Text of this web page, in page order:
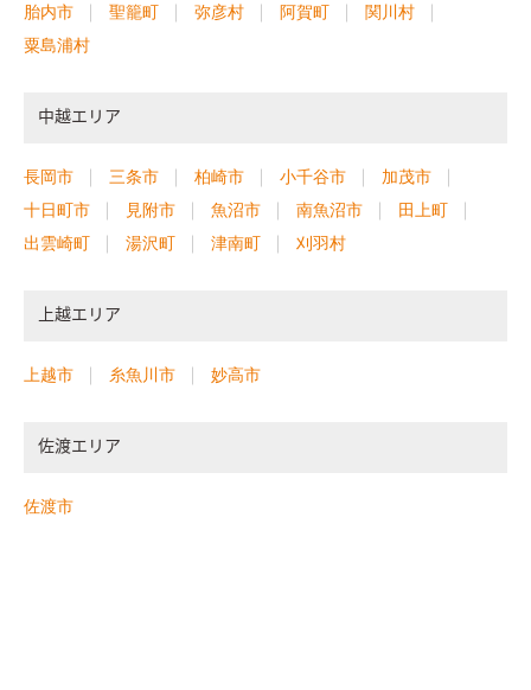
胎内市
聖籠町 弥彦村 阿賀町
関川村
粟島浦村
中越エリア
長岡市 三条市 柏崎市 小千谷市
加茂市
十日町市
見附市 魚沼市 南魚沼市
田上町
出雲崎町
湯沢町 津南町 刈羽村
上越エリア
上越市 糸魚川市 妙高市
佐渡エリア
佐渡市